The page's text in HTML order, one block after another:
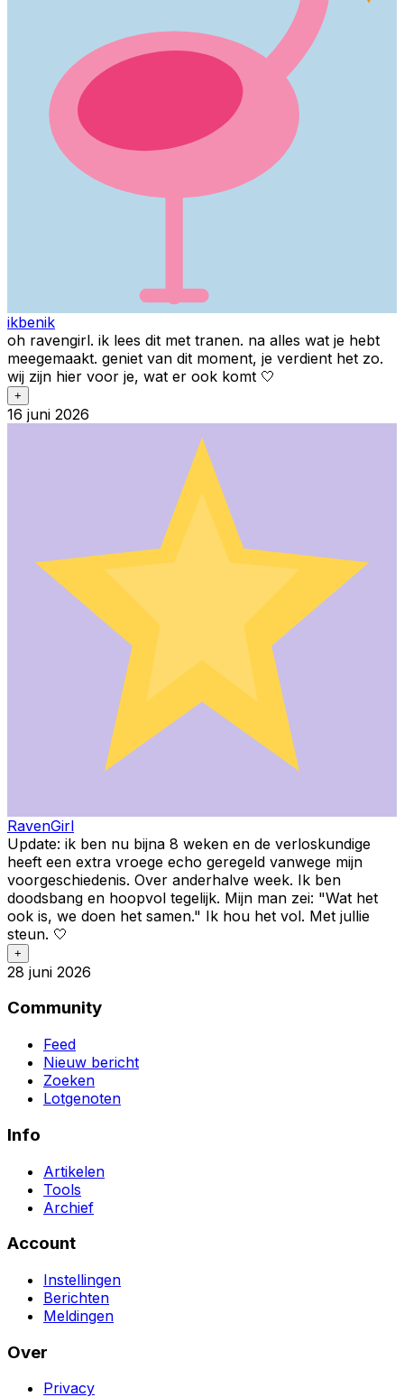
ikbenik
oh ravengirl. ik lees dit met tranen. na alles wat je hebt
meegemaakt. geniet van dit moment, je verdient het zo.
wij zijn hier voor je, wat er ook komt 🤍
+
16 juni 2026
RavenGirl
Update: ik ben nu bijna 8 weken en de verloskundige
heeft een extra vroege echo geregeld vanwege mijn
voorgeschiedenis. Over anderhalve week. Ik ben
doodsbang en hoopvol tegelijk. Mijn man zei: "Wat het
ook is, we doen het samen." Ik hou het vol. Met jullie
steun. 🤍
+
28 juni 2026
Community
Feed
Nieuw bericht
Zoeken
Lotgenoten
Info
Artikelen
Tools
Archief
Account
Instellingen
Berichten
Meldingen
Over
Privacy